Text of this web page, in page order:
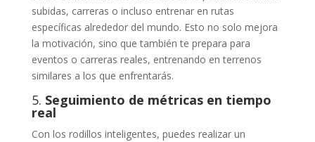
subidas, carreras o incluso entrenar en rutas
específicas alrededor del mundo. Esto no solo mejora
la motivación, sino que también te prepara para
eventos o carreras reales, entrenando en terrenos
similares a los que enfrentarás.
5. Seguimiento de métricas en tiempo
real
Con los rodillos inteligentes, puedes realizar un